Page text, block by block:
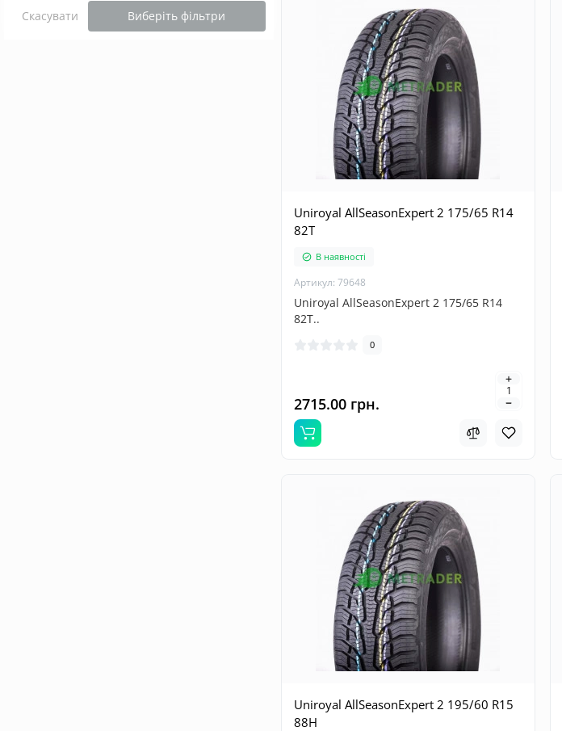
Скасувати Виберіть фільтри
Uniroyal AllSeasonExpert 2 175/65 R14
82T
В наявності
Артикул: 79648
Uniroyal AllSeasonExpert 2 175/65 R14
82T..
0
2715.00 грн.
Uniroyal AllSeasonExpert 2 195/60 R15
88H